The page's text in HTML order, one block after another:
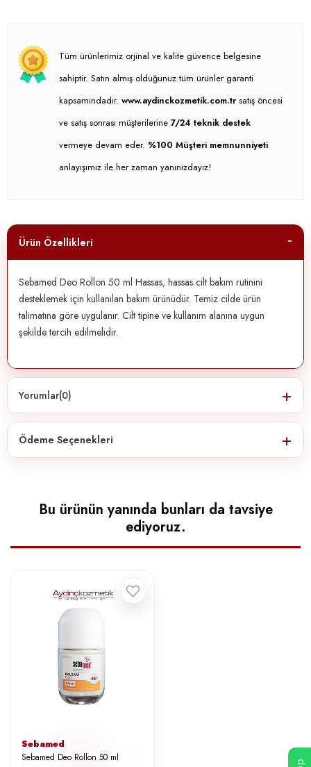
Tüm ürünlerimiz orjinal ve kalite güvence belgesine
sahiptir. Satın almış olduğunuz tüm ürünler garanti
kapsamındadır. www.aydinckozmetik.com.tr satış öncesi
ve satış sonrası müşterilerine 7/24 teknik destek
vermeye devam eder. %100 Müşteri memnunniyeti
anlayışımız ile her zaman yanınızdayız!
Ürün Özellikleri
Sebamed Deo Rollon 50 ml Hassas, hassas cilt bakım rutinini
desteklemek için kullanılan bakım ürünüdür. Temiz cilde ürün
talimatına göre uygulanır. Cilt tipine ve kullanım alanına uygun
şekilde tercih edilmelidir.
Yorumlar(0)
Ödeme Seçenekleri
Bu ürünün yanında bunları da tavsiye
ediyoruz.
Sebamed
Sebamed Deo Rollon 50 ml